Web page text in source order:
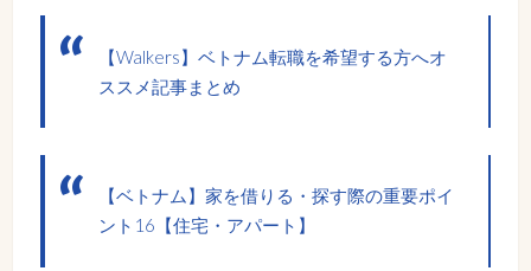
【Walkers】ベトナム転職を希望する方へオ
ススメ記事まとめ
【ベトナム】家を借りる・探す際の重要ポイ
ント16【住宅・アパート】